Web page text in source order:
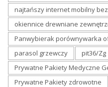
najtańszy internet mobilny
okiennice drewniane
Panwybierak porównywarka
parasol grzewczy
pit36/Zg
Prywatne Pakiety Medyczne
Prywatne Pakiety zdrowotne